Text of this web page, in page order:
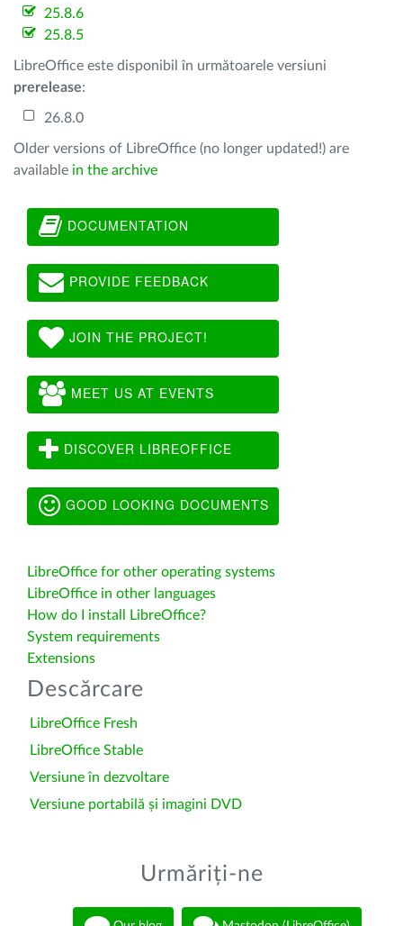
25.8.6
25.8.5
LibreOffice este disponibil în următoarele versiuni
prerelease:
26.8.0
Older versions of LibreOffice (no longer updated!) are
available in the archive
DOCUMENTATION
PROVIDE FEEDBACK
JOIN THE PROJECT!
MEET US AT EVENTS
DISCOVER LIBREOFFICE
GOOD LOOKING DOCUMENTS
LibreOffice for other operating systems
LibreOffice in other languages
How do I install LibreOffice?
System requirements
Extensions
Descărcare
LibreOffice Fresh
LibreOffice Stable
Versiune în dezvoltare
Versiune portabilă și imagini DVD
Urmăriți-ne